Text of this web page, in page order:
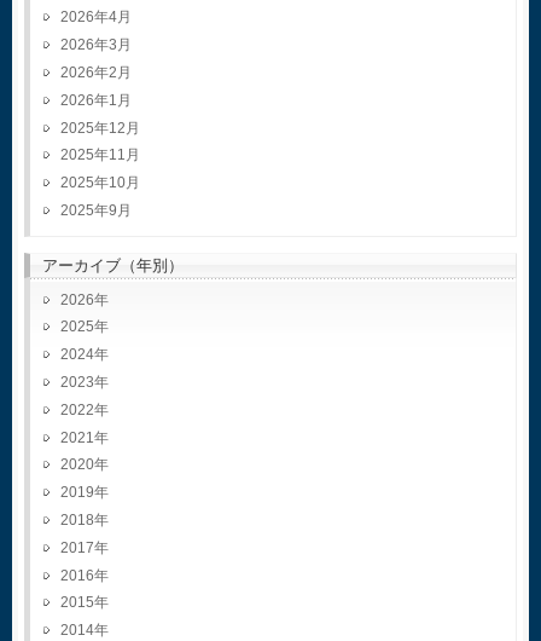
2026年4月
2026年3月
2026年2月
2026年1月
2025年12月
2025年11月
2025年10月
2025年9月
アーカイブ（年別）
2026
2025
2024
2023
2022
2021
2020
2019
2018
2017
2016
2015
2014